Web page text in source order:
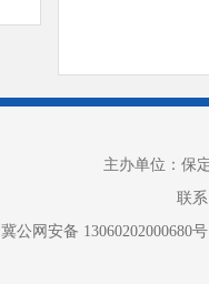
主办单位：保
联
冀公网安备 13060202000680